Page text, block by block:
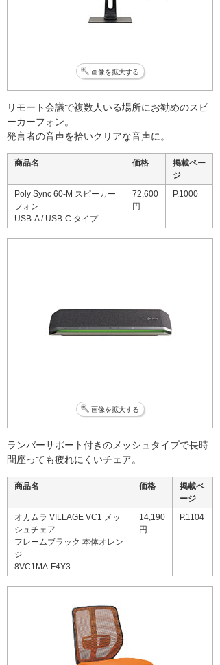
画像を拡大する
リモート会議で複数人いる場所にお勧めのスピ
ーカーフォン。
発言者の音声を拾いクリアな音声に。
商品名 価格
掲載ペー
ジ
Poly Sync 60-M スピーカー
フォン
USB-A / USB-C タイプ
72,600
円
P.1000
画像を拡大する
ランバーサポート付きのメッシュタイプで長時
間座っても疲れにくいチェア。
商品名 価格
掲載ペ
ージ
オカムラ VILLAGE VC1 メッ
シュチェア
フレームブラック 本体オレン
ジ
8VC1MA-F4Y3
14,190
円
P.1104